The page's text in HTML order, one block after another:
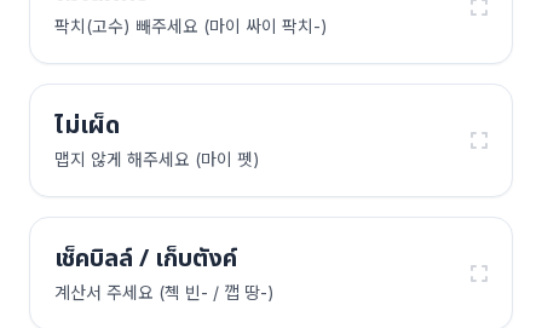
팍치(고수) 빼주세요 (마이 싸이 팍치-)
ไม่เผ็ด
맵지 않게 해주세요 (마이 펫)
เช็คบิลล์ / เก็บตังค์
계산서 주세요 (첵 빈- / 깹 땅-)